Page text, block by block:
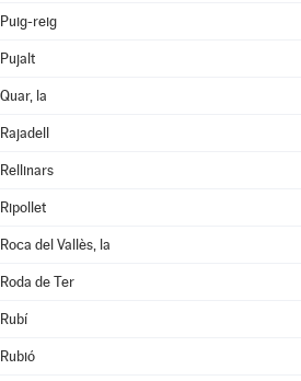
Puig-reig
Pujalt
Quar, la
Rajadell
Rellinars
Ripollet
Roca del Vallès, la
Roda de Ter
Rubí
Rubió